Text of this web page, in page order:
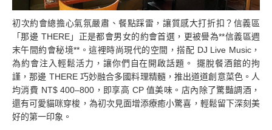
初次約會總擔心氣氛嚴肅、餐點踩雷，讓質感大打折扣？信義區
「那邊 THERE」正是都會男女的約會首選，更被譽為**信義區週
末午間約會秘境**。這裡時尚現代的空間，搭配 DJ Live Music，
為約會注入輕鬆活力，讓你們自在開啟話題。 擺脫餐酒館的拘
謹，那邊 THERE 巧妙融合多國料理精髓，推出道道創意菜色。人
均消費 NT$ 400–800，即享高 CP 值美味。店內除了驚豔調酒，
還有可愛貓咪穿梭，為初次見面增添療癒小驚喜，輕鬆留下深刻美
好的第一印象。